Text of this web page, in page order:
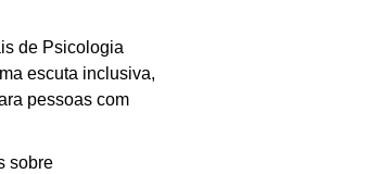
de Psicologia
escuta inclusiva,
pessoas com
sobre